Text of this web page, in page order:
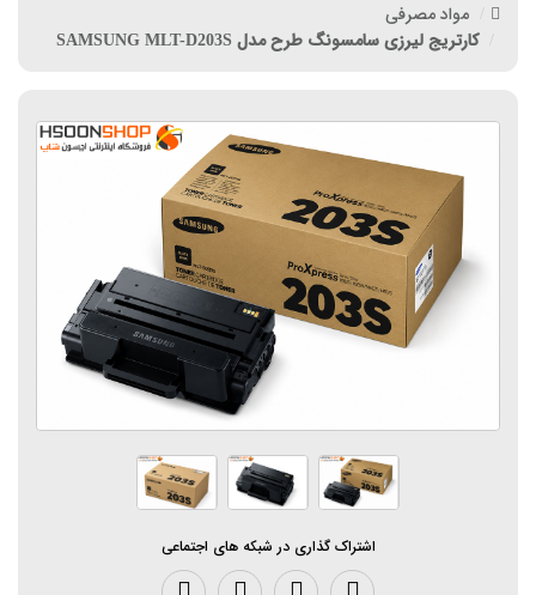
مواد مصرفی
کارتریج لیرزی سامسونگ طرح مدل SAMSUNG MLT-D203S
اشتراک گذاری در شبکه های اجتماعی